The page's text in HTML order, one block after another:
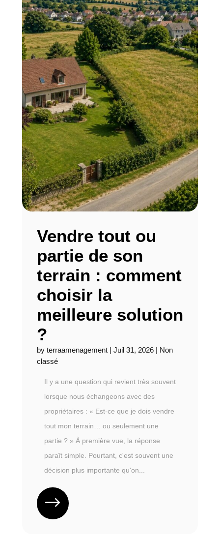
Vendre tout ou
partie de son
terrain : comment
choisir la
meilleure solution
?
by terraamenagement| Juil 31, 2026| Non
classé
Il y a une question qui revient très souvent
lorsque nous échangeons avec des
propriétaires : « Est-ce que je dois vendre
tout mon terrain… ou seulement une
partie ? » À première vue, la réponse
paraît simple. Pourtant, c'est souvent une
décision plus importante qu'on...